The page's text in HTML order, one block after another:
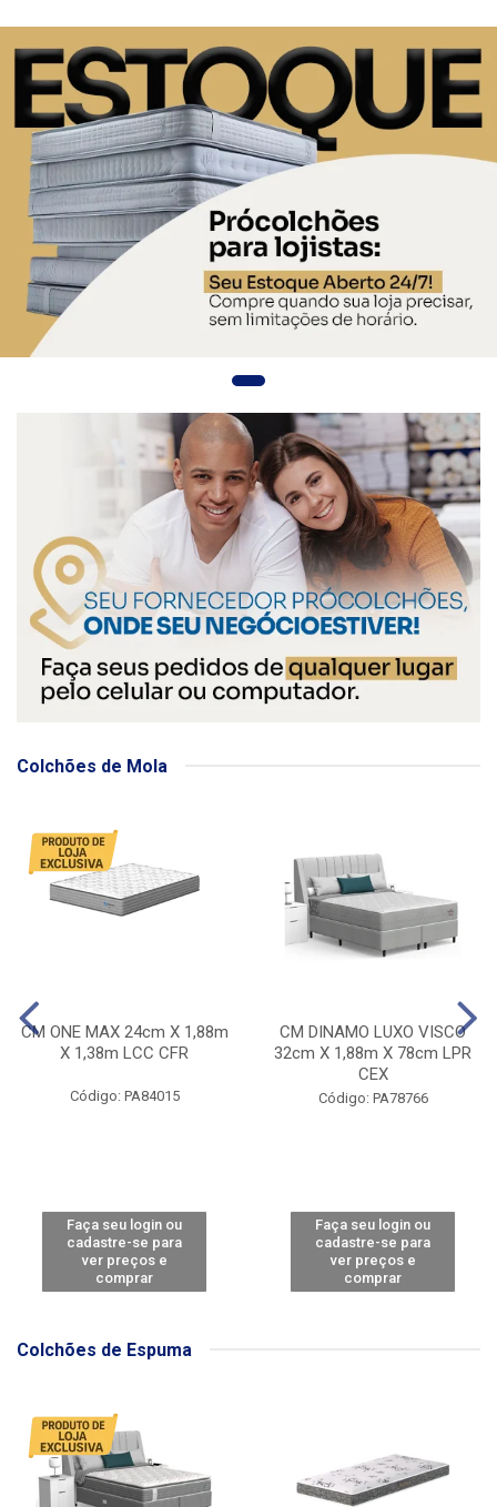
Colchões de Mola
CM ONE MAX 24cm X 1,88m
X 1,38m LCC CFR
Código: PA84015
Faça seu login ou
cadastre-se para
ver preços e
comprar
CM DINAMO LUXO VISCO
32cm X 1,88m X 78cm LPR
CEX
Código: PA78766
Faça seu login ou
cadastre-se para
ver preços e
comprar
Colchões de Espuma